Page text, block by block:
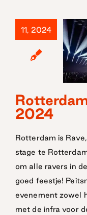
11, 2024
2024
Rotterdam is
stage te
om alle ravers in
goed feestje!
evenement zowel
met de infra voor